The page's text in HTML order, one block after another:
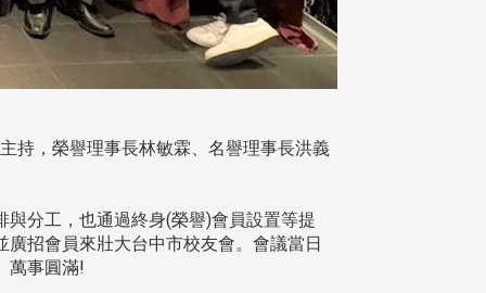
持，榮譽理事長林敏霖、名譽理事長洪義
分工，也通過終身(榮譽)會員設置等提
招會員來壯大台中市校友會。會議當日
萬事圓滿!